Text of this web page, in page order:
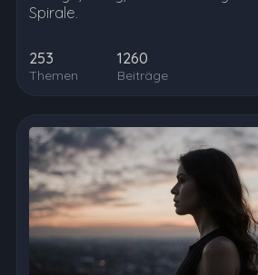
Spirale.
253
Themen
1260
Beiträge